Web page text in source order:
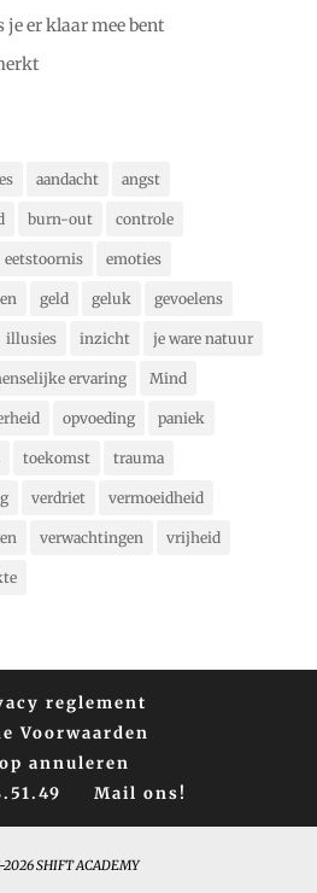
je er klaar mee bent
aandacht angst
burn-out controle
eetstoornis emoties
geld geluk gevoelens
illusies inzicht je ware natuur
ervaring Mind
opvoeding paniek
toekomst trauma
verdriet vermoeidheid
verwachtingen vrijheid
reglement
Voorwaarden
annuleren
Mail ons!
SHIFT ACADEMY